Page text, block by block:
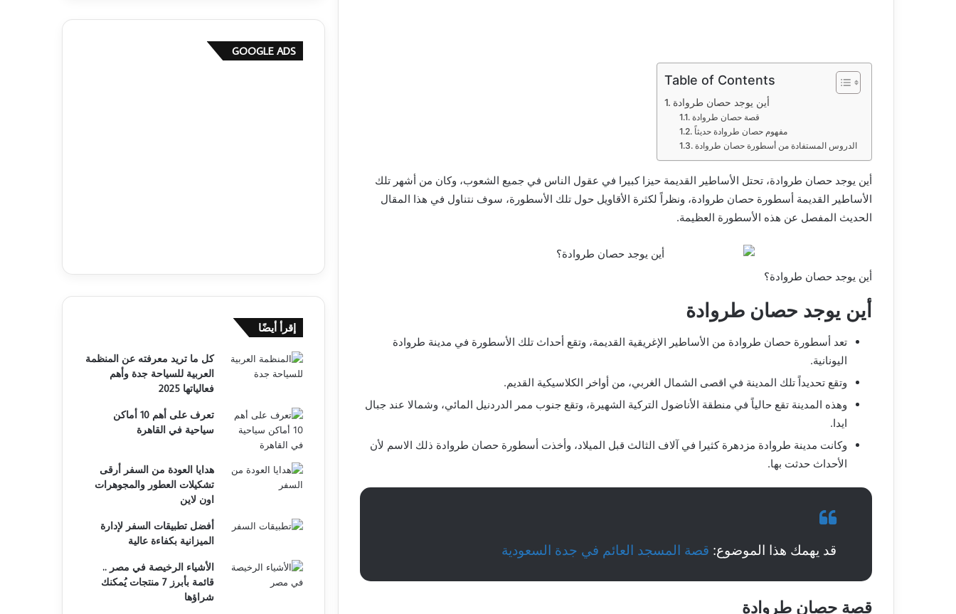
Table of Contents
أين يوجد حصان طروادة
قصة حصان طروادة
مفهوم حصان طروادة حديثاً
الدروس المستفادة من أسطورة حصان طروادة
أين يوجد حصان طروادة، تحتل الأساطير القديمة حيزا كبيرا في عقول الناس في جميع الشعوب، وكان من أشهر تلك
الأساطير القديمة أسطورة حصان طروادة، ونظراً لكثرة الأقاويل حول تلك الأسطورة، سوف نتناول في هذا المقال
الحديث المفصل عن هذه الأسطورة العظيمة.
أين يوجد حصان طروادة؟
أين يوجد حصان طروادة
تعد أسطورة حصان طروادة من الأساطير الإغريقية القديمة، وتقع أحداث تلك الأسطورة في مدينة طروادة
اليونانية.
وتقع تحديداً تلك المدينة في اقصى الشمال الغربي، من أواخر الكلاسيكية القديم.
وهذه المدينة تقع حالياً في منطقة الأناضول التركية الشهيرة، وتقع جنوب ممر الدردنيل المائي، وشمالا عند جبال
ايدا.
وكانت مدينة طروادة مزدهرة كثيرا في آلاف الثالث قبل الميلاد، وأخذت أسطورة حصان طروادة ذلك الاسم لأن
الأحداث حدثت بها.
قد يهمك هذا الموضوع: قصة المسجد العائم في جدة السعودية
قصة حصان طروادة
GOOGLE ADS
إقرأ أيضًا
كل ما تريد معرفته عن المنظمة
العربية للسياحة جدة وأهم
فعالياتها 2025
تعرف على أهم 10 أماكن
سياحية في القاهرة
هدايا العودة من السفر أرقى
تشكيلات العطور والمجوهرات
اون لاين
أفضل تطبيقات السفر لإدارة
الميزانية بكفاءة عالية
الأشياء الرخيصة في مصر ..
قائمة بأبرز 7 منتجات يُمكنك
شراؤها